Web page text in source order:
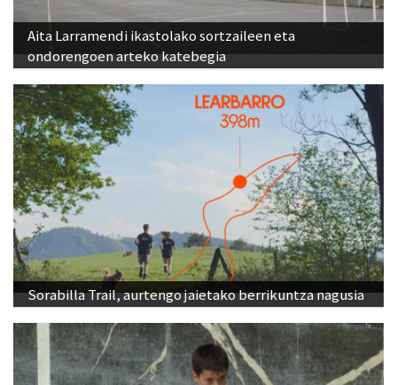
Aita Larramendi ikastolako sortzaileen eta
ondorengoen arteko katebegia
Sorabilla Trail, aurtengo jaietako berrikuntza nagusia